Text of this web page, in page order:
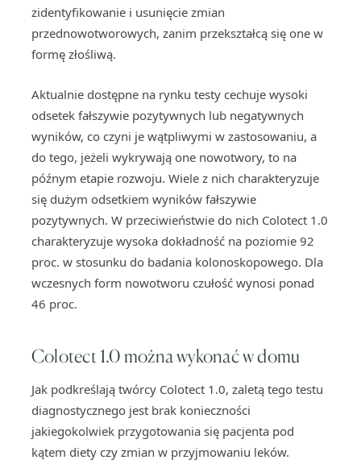
zidentyfikowanie i usunięcie zmian
przednowotworowych, zanim przekształcą się one w
formę złośliwą.
Aktualnie dostępne na rynku testy cechuje wysoki
odsetek fałszywie pozytywnych lub negatywnych
wyników, co czyni je wątpliwymi w zastosowaniu, a
do tego, jeżeli wykrywają one nowotwory, to na
późnym etapie rozwoju. Wiele z nich charakteryzuje
się dużym odsetkiem wyników fałszywie
pozytywnych. W przeciwieństwie do nich Colotect 1.0
charakteryzuje wysoka dokładność na poziomie 92
proc. w stosunku do badania kolonoskopowego. Dla
wczesnych form nowotworu czułość wynosi ponad
46 proc.
Colotect 1.0 można wykonać w domu
Jak podkreślają twórcy Colotect 1.0, zaletą tego testu
diagnostycznego jest brak konieczności
jakiegokolwiek przygotowania się pacjenta pod
kątem diety czy zmian w przyjmowaniu leków.